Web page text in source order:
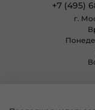
+7 (495)
г.